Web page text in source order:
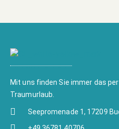
Mit uns finden Sie immer das
Traumurlaub.
Seepromenade 1, 17209